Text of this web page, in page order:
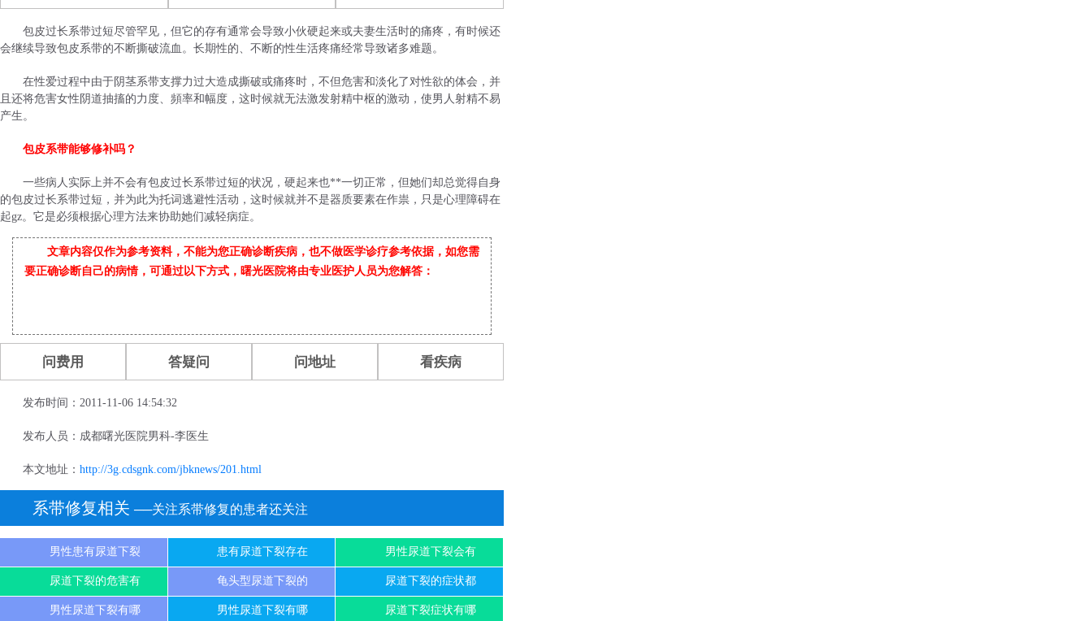
包皮过长系带过短尽管罕见，但它的存有通常会导致小伙硬起来或夫妻生活时的痛疼，有时候还
会继续导致包皮系带的不断撕破流血。长期性的、不断的性生活疼痛经常导致诸多难题。
在性爱过程中由于阴茎系带支撑力过大造成撕破或痛疼时，不但危害和淡化了对性欲的体会，并
且还将危害女性阴道抽搐的力度、頻率和幅度，这时候就无法激发射精中枢的激动，使男人射精不易
产生。
包皮系带能够修补吗？
一些病人实际上并不会有包皮过长系带过短的状况，硬起来也**一切正常，但她们却总觉得自身
的包皮过长系带过短，并为此为托词逃避性活动，这时候就并不是器质要素在作祟，只是心理障碍在
起gz。它是必须根据心理方法来协助她们减轻病症。
文章内容仅作为参考资料，不能为您正确诊断疾病，也不做医学诊疗参考依据，如您需
要正确诊断自己的病情，可通过以下方式，曙光医院将由专业医护人员为您解答：
问费用 答疑问 问地址 看疾病
发布时间：2011-11-06 14:54:32
发布人员：成都曙光医院男科-李医生
本文地址： http://3g.cdsgnk.com/jbknews/201.html
系带修复相关 ──关注系带修复的患者还关注
男性患有尿道下裂 患有尿道下裂存在 男性尿道下裂会有
尿道下裂的危害有 龟头型尿道下裂的 尿道下裂的症状都
男性尿道下裂有哪 男性尿道下裂有哪 尿道下裂症状有哪